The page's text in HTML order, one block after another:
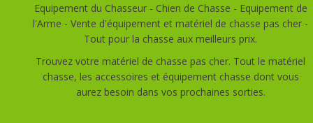
Equipement du Chasseur - Chien de Chasse - Equipement de
l'Arme - Vente d'équipement et matériel de chasse pas cher -
Tout pour la chasse aux meilleurs prix.
Trouvez votre matériel de chasse pas cher. Tout le matériel
chasse, les accessoires et équipement chasse dont vous
aurez besoin dans vos prochaines sorties.